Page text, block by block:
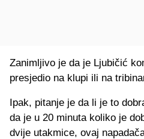
Zanimljivo je da je Ljubičić
presjedio na klupi ili na
Ipak, pitanje je da li je to
da je u 20 minuta koliko je
dvije utakmice, ovaj